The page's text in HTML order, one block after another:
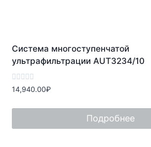
Система многоступенчатой
ультрафильтрации AUT3234/10
Оценка
0
5
14,940.00₽
Подробнее